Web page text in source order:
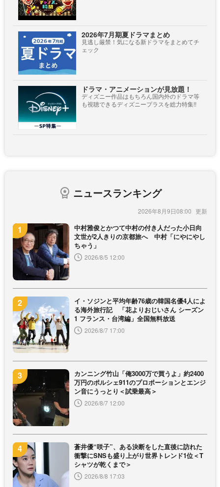
2026年7月期夏ドラマまとめ
見逃し厳禁！気になる新ドラマをまとめてチ
ェック
ドラマ・アニメーションが見放題！
ディズニー作品はもちろん国内外のドラマ等
も視聴できるディズニープラスを総力特集!!
ニュースランキング
2026年8月9日08:00
中村雅俊とかつて中村の付き人だった小日向
文世が2人きりの京都旅へ 中村「にやにやし
ちゃう」
2026/8/5 12:00
イ・ソジンと平均年齢76歳の韓国名優4人によ
る海外旅行記 「花よりおじいさん シーズン
1 フランス・台湾編」全国無料放送
2026/8/7 17:00
カンニング竹山「俺3000万で買うよ」約2400
万円のポルシェ911のプロポーションとエンジ
ン音にうっとり＜試乗最高＞
2026/8/7 12:00
蒼井優“咲子”、ある決断をした直後に訪れた
衝撃にSNSも盛り上がり世界トレンド1位＜T
シャツが乾くまで＞
2026/8/8 17:03